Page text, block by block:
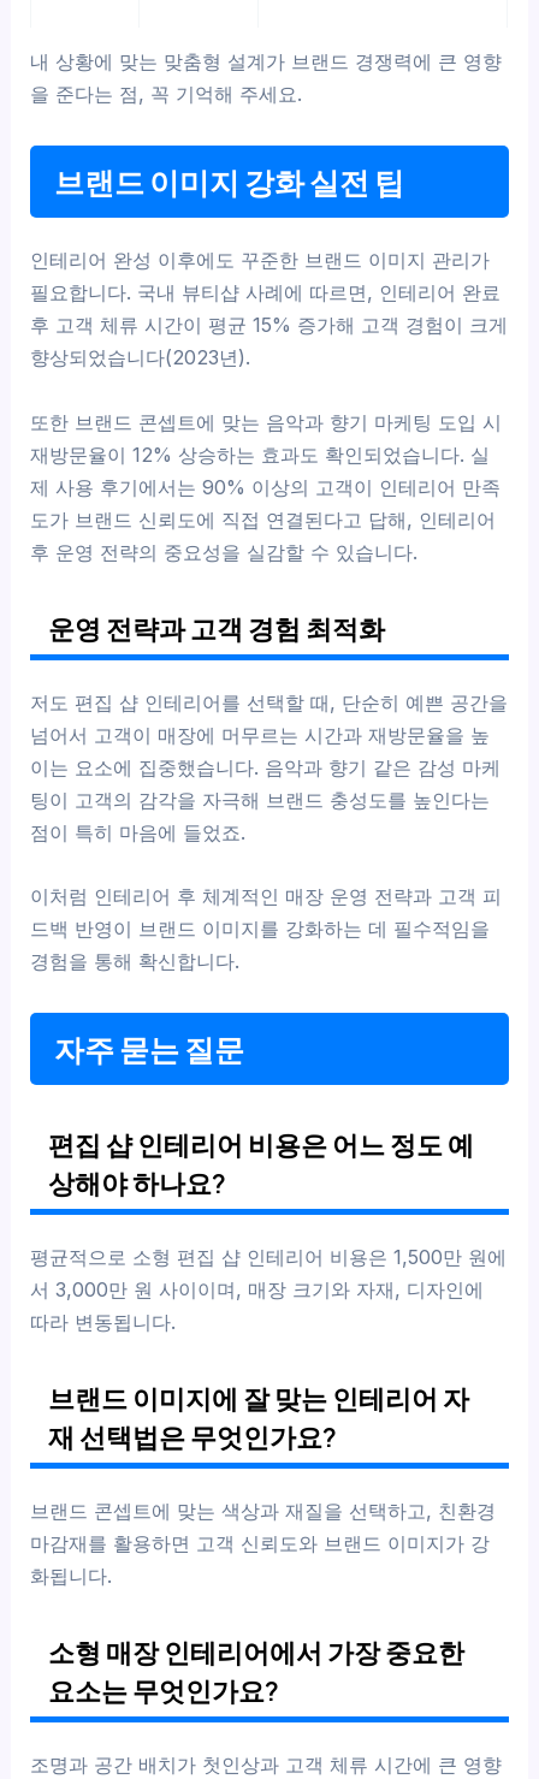
내 상황에 맞는 맞춤형 설계가 브랜드 경쟁력에 큰 영향
을 준다는 점, 꼭 기억해 주세요.
브랜드 이미지 강화 실전 팁
인테리어 완성 이후에도 꾸준한 브랜드 이미지 관리가
필요합니다. 국내 뷰티샵 사례에 따르면, 인테리어 완료
후 고객 체류 시간이 평균 15% 증가해 고객 경험이 크게
향상되었습니다(2023년).
또한 브랜드 콘셉트에 맞는 음악과 향기 마케팅 도입 시
재방문율이 12% 상승하는 효과도 확인되었습니다. 실
제 사용 후기에서는 90% 이상의 고객이 인테리어 만족
도가 브랜드 신뢰도에 직접 연결된다고 답해, 인테리어
후 운영 전략의 중요성을 실감할 수 있습니다.
운영 전략과 고객 경험 최적화
저도 편집 샵 인테리어를 선택할 때, 단순히 예쁜 공간을
넘어서 고객이 매장에 머무르는 시간과 재방문율을 높
이는 요소에 집중했습니다. 음악과 향기 같은 감성 마케
팅이 고객의 감각을 자극해 브랜드 충성도를 높인다는
점이 특히 마음에 들었죠.
이처럼 인테리어 후 체계적인 매장 운영 전략과 고객 피
드백 반영이 브랜드 이미지를 강화하는 데 필수적임을
경험을 통해 확신합니다.
자주 묻는 질문
편집 샵 인테리어 비용은 어느 정도 예
상해야 하나요?
평균적으로 소형 편집 샵 인테리어 비용은 1,500만 원에
서 3,000만 원 사이이며, 매장 크기와 자재, 디자인에
따라 변동됩니다.
브랜드 이미지에 잘 맞는 인테리어 자
재 선택법은 무엇인가요?
브랜드 콘셉트에 맞는 색상과 재질을 선택하고, 친환경
마감재를 활용하면 고객 신뢰도와 브랜드 이미지가 강
화됩니다.
소형 매장 인테리어에서 가장 중요한
요소는 무엇인가요?
조명과 공간 배치가 첫인상과 고객 체류 시간에 큰 영향